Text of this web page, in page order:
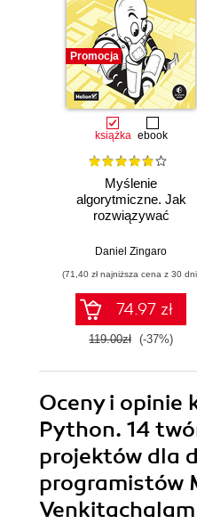
Promocja
książka ebook
Myślenie
algorytmiczne. Jak
rozwiązywać
pomocą
Wydanie II
Daniel Zingaro
(71,40 zł najniższa cena z 30
74.97 zł
119.00zł (-37%)
Oceny i opinie
Python. 14
projektów dla
programistów
Venkitachalam